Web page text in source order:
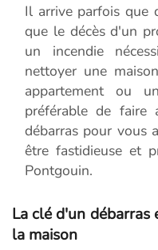
Il arrive parfois que
que le décès d'un
un incendie
nettoyer une
appartement ou
préférable de faire
débarras pour vous
être fastidieuse et
Pontgouin.
La clé d'un débarras
la maison